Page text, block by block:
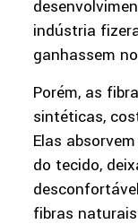
indústria
ganhassem
Porém, as
sintéticas,
Elas
do tecido,
fibras